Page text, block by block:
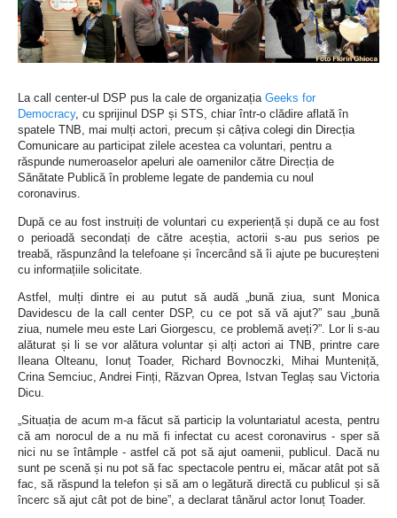
La call center-ul DSP pus la cale de organizația Geeks for
Democracy, cu sprijinul DSP și STS, chiar într-o clădire aflată în
spatele TNB, mai mulți actori, precum și câțiva colegi din Direcția
Comunicare au participat zilele acestea ca voluntari, pentru a
răspunde numeroaselor apeluri ale oamenilor către Direcția de
Sănătate Publică în probleme legate de pandemia cu noul
coronavirus.
După ce au fost instruiți de voluntari cu experiență și după ce au fost
o perioadă secondați de către aceștia, actorii s-au pus serios pe
treabă, răspunzând la telefoane și încercând să îi ajute pe bucureșteni
cu informațiile solicitate.
Astfel, mulți dintre ei au putut să audă „bună ziua, sunt Monica
Davidescu de la call center DSP, cu ce pot să vă ajut?” sau „bună
ziua, numele meu este Lari Giorgescu, ce problemă aveți?”. Lor li s-au
alăturat și li se vor alătura voluntar și alți actori ai TNB, printre care
Ileana Olteanu, Ionuț Toader, Richard Bovnoczki, Mihai Munteniță,
Crina Semciuc, Andrei Finți, Răzvan Oprea, Istvan Teglaș sau Victoria
Dicu.
„Situația de acum m-a făcut să particip la voluntariatul acesta, pentru
că am norocul de a nu mă fi infectat cu acest coronavirus - sper să
nici nu se întâmple - astfel că pot să ajut oamenii, publicul. Dacă nu
sunt pe scenă și nu pot să fac spectacole pentru ei, măcar atât pot să
fac, să răspund la telefon și să am o legătură directă cu publicul și să
încerc să ajut cât pot de bine”, a declarat tânărul actor Ionuț Toader.